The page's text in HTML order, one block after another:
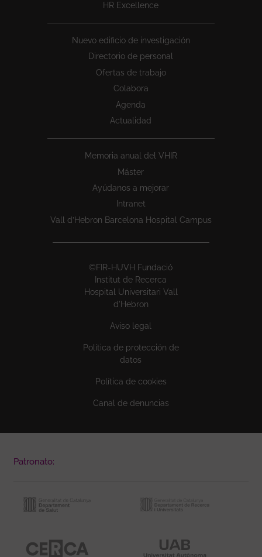
HR Excellence
Nuevo edificio de investigación
Directorio de personal
Ofertas de trabajo
Colabora
Agenda
Actualidad
Memoria anual del VHIR
Máster
Ayúdanos a mejorar
Intranet
Vall d’Hebron Barcelona Hospital Campus
©FIR-HUVH Fundació
Institut de Recerca
Hospital Universitari Vall
d'Hebron
Aviso legal
Política de protección de
datos
Política de cookies
Canal de denuncias
Patronato: